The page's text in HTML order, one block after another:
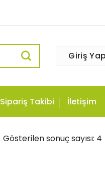
Giriş
Sipariş Takibi İletişim
Gösterilen sonuç sayısı: 4